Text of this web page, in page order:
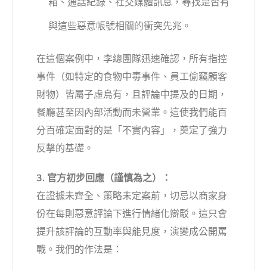
與這些惡意帳號相關的衝突先兆。
在這個案例中，李總團隊迅速確認，所有指控
事件（如特定的食物中毒事件、員工偷竊顧客
財物）皆屬子虛烏有，且評論中提及的日期，
餐廳甚至因內部活動而未營業。這使我們能百
分百確定面對的是「不實內容」，奠定了強力
反擊的基礎。
3. 官方初步回應（謹慎為之）：
在證據未齊全、策略未定案前，切忌以商家身
份在每則惡意評論下進行情緒化辯駁。這只會
提升該評論的互動率與能見度，演變成公開罵
戰。我們的作法是：